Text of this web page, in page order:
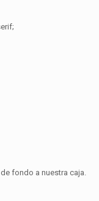
fondo a nuestra caja.